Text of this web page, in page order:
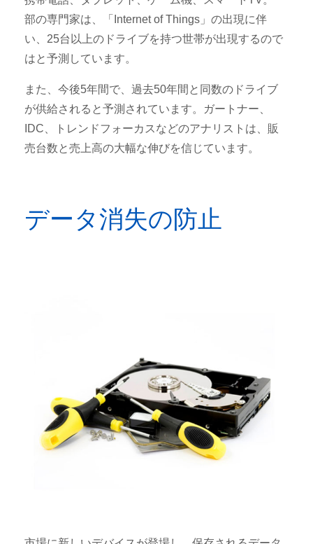
部の専門家は、「Internet of Things」の出現に伴
い、25台以上のドライブを持つ世帯が出現するので
はと予測しています。
また、今後5年間で、過去50年間と同数のドライブ
が供給されると予測されています。ガートナー、
IDC、トレンドフォーカスなどのアナリストは、販
売台数と売上高の大幅な伸びを信じています。
データ消失の防止